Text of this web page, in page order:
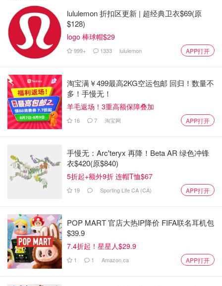
lululemon 折扣区更新 | 超经典卫衣$69(原
$128)
logo 棒球帽$29
999+ 1333 lululemon APP打开
淘宝满￥499最高2KG空运包邮 回归！数量不
多！手慢无！
羊毛返场！3重高额保障叠加
16 7 淘宝网 APP打开
手慢无：Arc'teryx 再降！Beta AR 绿色冲锋
衣$420(原$840)
5折起+额外9折 连帽T恤$67
19 Sporting Life CA (CA) APP打开
POP MART 官店大热IP降价 FIFA联名耳机包
$39.9
7.4折起！星星人$29.9
1 1 Amazon.ca APP打开